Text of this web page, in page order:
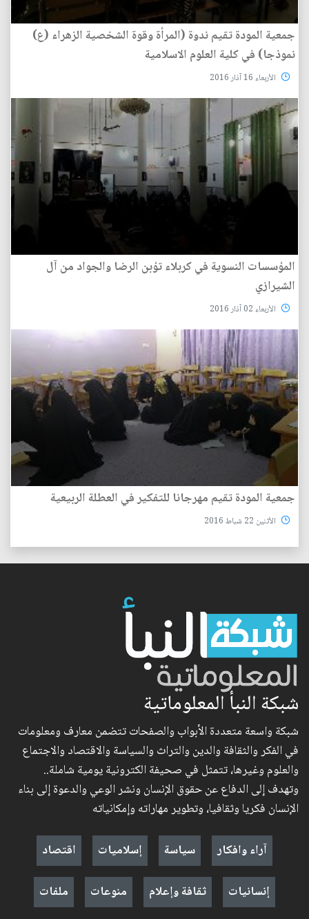
جمعية المودة تقيم ندوة (المرأة وقوة الشخصية الزهراء (ع)
نموذجا) في كلية العلوم الاسلامية
الأربعاء 16 آذار 2016
المؤسسات النسوية في كربلاء تؤبن الرضا والجواد من آل
الشيرازي
الأربعاء 02 آذار 2016
جمعية المودة تقيم مهرجانا للتفكير في العطلة الربيعية
الأثنين 22 شباط 2016
شبكة النبأ المعلوماتية
شبكة واسعة متعددة الأبواب والصفحات تتضمن معارف ومعلومات
في الفكر والثقافة والدين والتراث والسياسة والاقتصاد والاجتماع
والعلوم وغيرها، تتمثل في صحيفة الكترونية يومية شاملة..
وتهدف إلى الدفاع عن حقوق الإنسان ونشر الوعي والدعوة إلى بناء
الإنسان فكريا وثقافيا، وتطوير مهاراته وإمكانياته
آراء وافكار
سياسة إسلاميات
اقتصاد
إنسانيات
ثقافة وإعلام منوعات ملفات